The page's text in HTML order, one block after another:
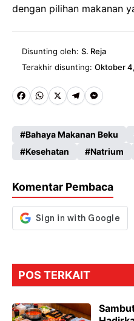
dengan pilihan makanan
Disunting oleh: S. Reja
Terakhir disunting: Oktober
Fa
b
o
k
W
ts
A
p
X
Te
gr
a
M
se
n
er
Bahaya Makanan Beku
Kesehatan
Natrium
Komentar Pembaca
POS TERKAIT